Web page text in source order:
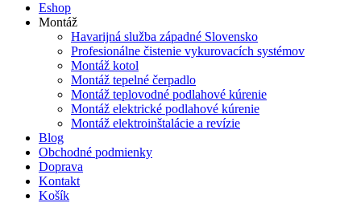
Eshop
Montáž
Havarijná služba západné Slovensko
Profesionálne čistenie vykurovacích systémov
Montáž kotol
Montáž tepelné čerpadlo
Montáž teplovodné podlahové kúrenie
Montáž elektrické podlahové kúrenie
Montáž elektroinštalácie a revízie
Blog
Obchodné podmienky
Doprava
Kontakt
Košík